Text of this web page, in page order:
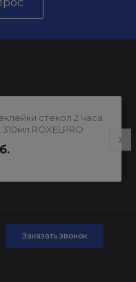
стекол 2 часа
ROXELPRO
Заказать звонок